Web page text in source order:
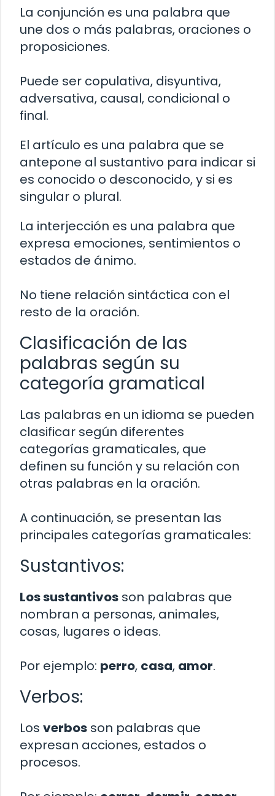
La conjunción es una palabra que
une dos o más palabras, oraciones o
proposiciones.
Puede ser copulativa, disyuntiva,
adversativa, causal, condicional o
final.
El artículo es una palabra que se
antepone al sustantivo para indicar si
es conocido o desconocido, y si es
singular o plural.
La interjección es una palabra que
expresa emociones, sentimientos o
estados de ánimo.
No tiene relación sintáctica con el
resto de la oración.
Clasificación de las
palabras según su
categoría gramatical
Las palabras en un idioma se pueden
clasificar según diferentes
categorías gramaticales, que
definen su función y su relación con
otras palabras en la oración.
A continuación, se presentan las
principales categorías gramaticales:
Sustantivos:
Los sustantivos son palabras que
nombran a personas, animales,
cosas, lugares o ideas.
Por ejemplo: perro, casa, amor.
Verbos:
Los verbos son palabras que
expresan acciones, estados o
procesos.